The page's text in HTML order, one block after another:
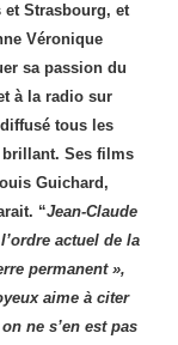
Strasbourg, et
Véronique
sa passion du
à la radio sur
tous les
Ses films
Guichard,
“Jean-Claude
actuel de la
permanent »,
aime à citer
ne s’en est pas